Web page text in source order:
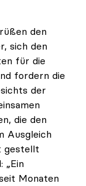
den
sich den
für die
fordern die
der
die den
Ausgleich
gestellt
„Ein
Monaten